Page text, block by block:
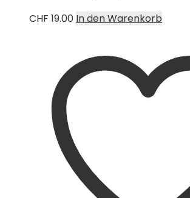
CHF 19.00 In den Warenkorb